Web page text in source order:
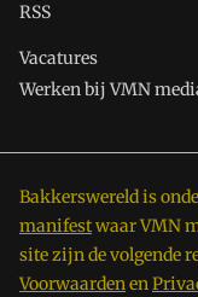
RSS
Vacatures
Werken bij VMN
Bakkerswereld is
manifestwaar VMN
site zijn de volgende
Voorwaardenen